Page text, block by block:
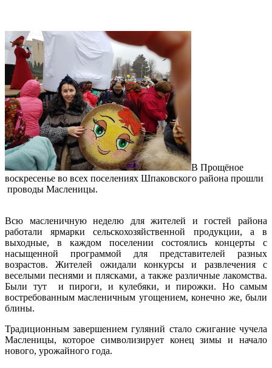
В Прощёное
воскресенье во всех поселениях Шпаковского района прошли
проводы Масленицы.
Всю масленичную неделю для жителей и гостей района
работали ярмарки сельскохозяйственной продукции, а в
выходные, в каждом поселении состоялись концерты с
насыщенной программой для представителей разных
возрастов. Жителей ожидали конкурсы и развлечения с
веселыми песнями и плясками, а также различные лакомства.
Были тут и пироги, и кулебяки, и пирожки. Но самым
востребованным масленичным угощением, конечно же, были
блины.
Традиционным завершением гуляний стало сжигание чучела
Масленицы, которое символизирует конец зимы и начало
нового, урожайного года.